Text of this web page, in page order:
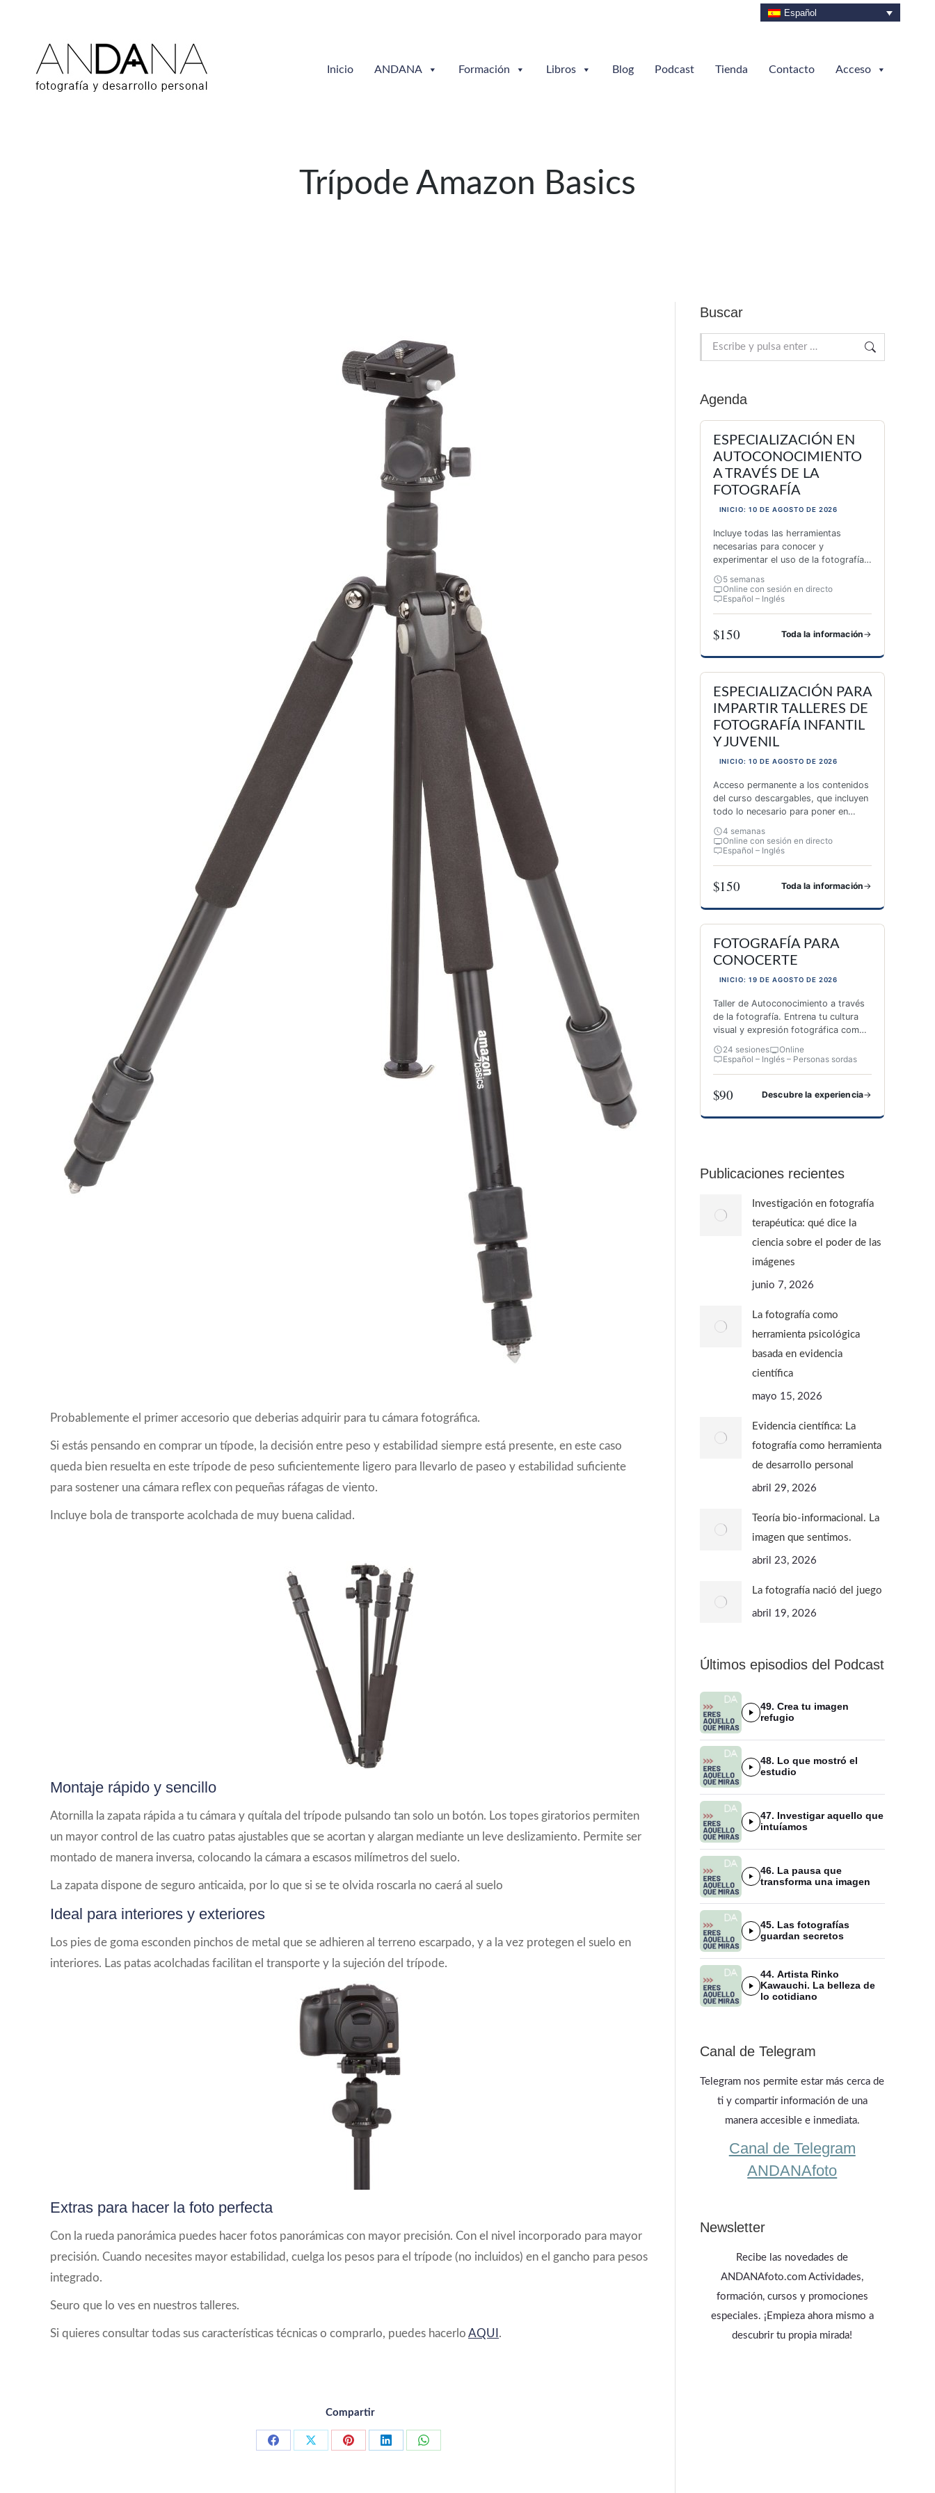
Español
Inicio ANDANA Formación Libros Blog Podcast Tienda Contacto Acceso
Trípode Amazon Basics
Probablemente el primer accesorio que deberias adquirir para tu cámara fotográfica.
Si estás pensando en comprar un típode, la decisión entre peso y estabilidad siempre está presente, en este caso
queda bien resuelta en este trípode de peso suficientemente ligero para llevarlo de paseo y estabilidad suficiente
para sostener una cámara reflex con pequeñas ráfagas de viento.
Incluye bola de transporte acolchada de muy buena calidad.
Montaje rápido y sencillo
Atornilla la zapata rápida a tu cámara y quítala del trípode pulsando tan solo un botón. Los topes giratorios permiten
un mayor control de las cuatro patas ajustables que se acortan y alargan mediante un leve deslizamiento. Permite ser
montado de manera inversa, colocando la cámara a escasos milímetros del suelo.
La zapata dispone de seguro anticaida, por lo que si se te olvida roscarla no caerá al suelo
Ideal para interiores y exteriores
Los pies de goma esconden pinchos de metal que se adhieren al terreno escarpado, y a la vez protegen el suelo en
interiores. Las patas acolchadas facilitan el transporte y la sujeción del trípode.
Extras para hacer la foto perfecta
Con la rueda panorámica puedes hacer fotos panorámicas con mayor precisión. Con el nivel incorporado para mayor
precisión. Cuando necesites mayor estabilidad, cuelga los pesos para el trípode (no incluidos) en el gancho para pesos
integrado.
Seuro que lo ves en nuestros talleres.
Si quieres consultar todas sus características técnicas o comprarlo, puedes hacerlo AQUI .
Compartir
Compartir con Facebook
Compartir con X
Compartir con Pinterest
Compartir con LinkedIn
Compartir con WhatsApp
Buscar
Buscar:
Agenda
ESPECIALIZACIÓN EN
AUTOCONOCIMIENTO
A TRAVÉS DE LA
FOTOGRAFÍA
INICIO: 10 DE AGOSTO DE 2026
Incluye todas las herramientas
necesarias para conocer y
experimentar el uso de la fotografía
como herramienta de transformación
personal teorías, contenido práctico,
inspiración y 26 actividades
originales.
5 semanas
Online con sesión en directo
Español – Inglés
$150 Toda la información→
ESPECIALIZACIÓN PARA
IMPARTIR TALLERES DE
FOTOGRAFÍA INFANTIL
Y JUVENIL
INICIO: 10 DE AGOSTO DE 2026
Acceso permanente a los contenidos
del curso descargables, que incluyen
todo lo necesario para poner en
marcha tu primer taller: actividades,
yincanas y propuestas.
4 semanas
Online con sesión en directo
Español – Inglés
$150 Toda la información→
FOTOGRAFÍA PARA
CONOCERTE
INICIO: 19 DE AGOSTO DE 2026
Taller de Autoconocimiento a través
de la fotografía. Entrena tu cultura
visual y expresión fotográfica como
herramienta de autoconocimiento.
24 sesiones
Online
Español – Inglés – Personas sordas
$90 Descubre la experiencia→
Publicaciones recientes
Investigación en fotografía
terapéutica: qué dice la
ciencia sobre el poder de las
imágenes
junio 7, 2026
La fotografía como
herramienta psicológica
basada en evidencia
científica
mayo 15, 2026
Evidencia científica: La
fotografía como herramienta
de desarrollo personal
abril 29, 2026
Teoría bio-informacional. La
imagen que sentimos.
abril 23, 2026
La fotografía nació del juego
abril 19, 2026
Últimos episodios del Podcast
49. Crea tu imagen
refugio
48. Lo que mostró el
estudio
47. Investigar aquello que
intuíamos
46. La pausa que
transforma una imagen
45. Las fotografías
guardan secretos
44. Artista Rinko
Kawauchi. La belleza de
lo cotidiano
Canal de Telegram
Telegram nos permite estar más cerca de
ti y compartir información de una
manera accesible e inmediata.
Canal de Telegram
ANDANAfoto
Newsletter
Recibe las novedades de
ANDANAfoto.com Actividades,
formación, cursos y promociones
especiales. ¡Empieza ahora mismo a
descubrir tu propia mirada!